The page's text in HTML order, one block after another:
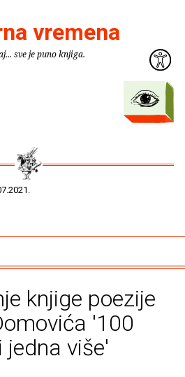
vremena
sve je puno knjiga.
knjige poezije
'100
jedna više'